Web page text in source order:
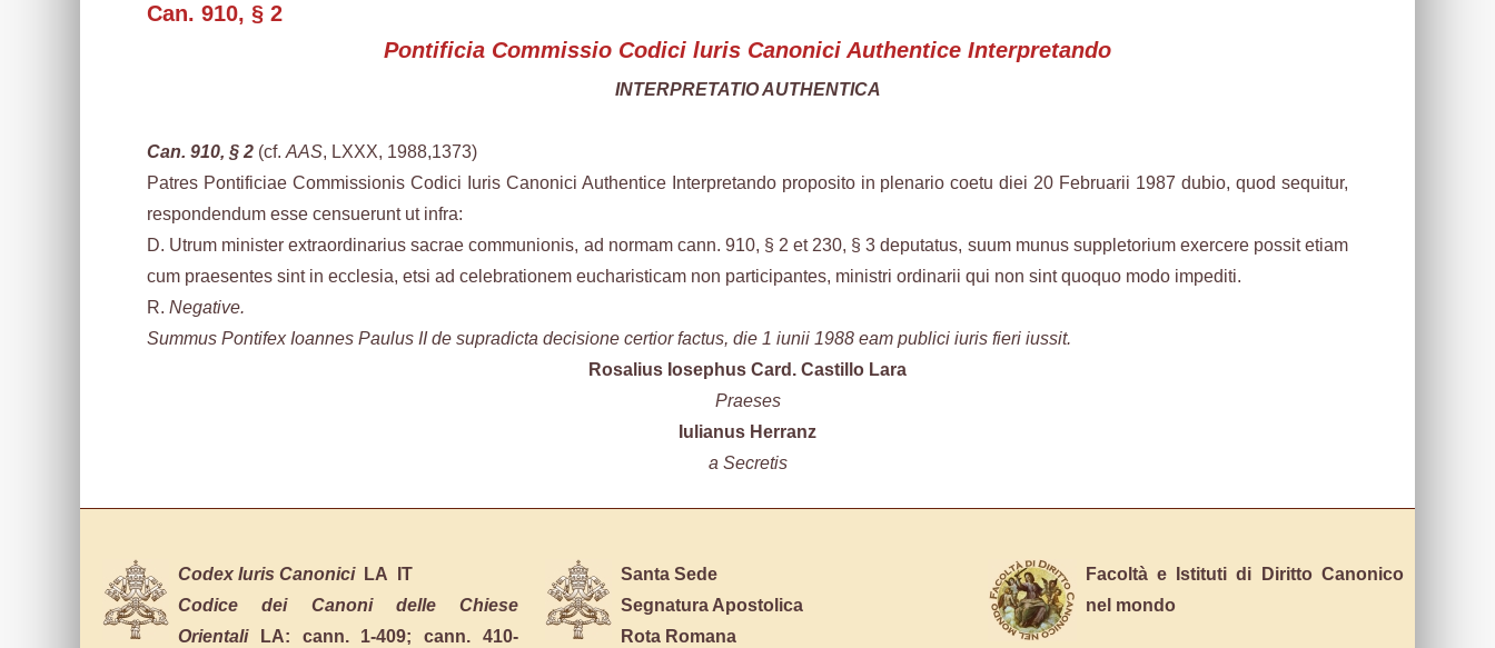
Can. 910, § 2
Pontificia Commissio Codici luris Canonici Authentice Interpretando
INTERPRETATIO AUTHENTICA
Can. 910, § 2 (cf. AAS, LXXX, 1988,1373)
Patres Pontificiae Commissionis Codici Iuris Canonici Authentice Interpretando proposito in plenario coetu diei 20 Februarii 1987 dubio, quod sequitur,
respondendum esse censuerunt ut infra:
D. Utrum minister extraordinarius sacrae communionis, ad normam cann. 910, § 2 et 230, § 3 deputatus, suum munus suppletorium exercere possit etiam
cum praesentes sint in ecclesia, etsi ad celebrationem eucharisticam non participantes, ministri ordinarii qui non sint quoquo modo impediti.
R. Negative.
Summus Pontifex Ioannes Paulus II de supradicta decisione certior factus, die 1 iunii 1988 eam publici iuris fieri iussit.
Rosalius Iosephus Card. Castillo Lara
Praeses
Iulianus Herranz
a Secretis
Codex Iuris CanoniciLA
IT
Codice dei Canoni delle Chiese
OrientaliLA: cann. 1-409;cann. 410-
Santa Sede
Segnatura Apostolica
Rota Romana
Facoltà e Istituti di Diritto Canonico
nel mondo